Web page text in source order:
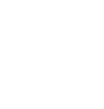
Bildergalerie